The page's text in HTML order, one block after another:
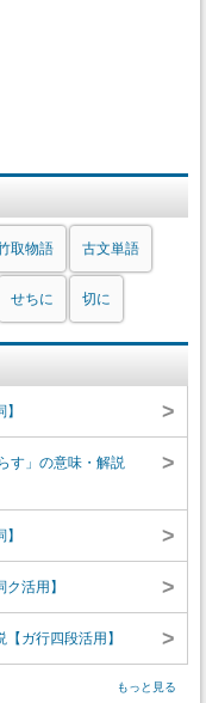
取物語 古文単語
せちに 切に
>
す」の意味・解説
>
>
活用】 >
ガ行四段活用】 >
もっと見る